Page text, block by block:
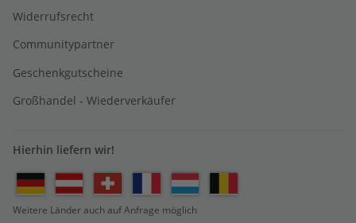
Widerrufsrecht
Communitypartner
Geschenkgutscheine
Großhandel - Wiederverkäufer
Hierhin liefern wir!
Weitere Länder auch auf Anfrage möglich